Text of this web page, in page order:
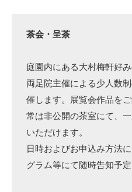
茶会・呈茶
庭園内にある大村梅軒好
両足院主催による少人数
催します。展覧会作品を
常は非公開の茶室にて、
いただけます。
日時およびお申込み方法
グラム等にて随時告知予定